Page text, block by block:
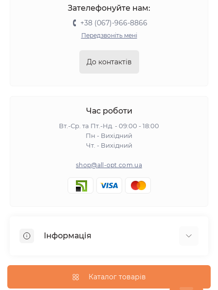
Зателефонуйте нам:
+38 (067)-966-8866
Передзвоніть мені
До контактів
Час роботи
Вт.-Ср. та Пт.-Нд. - 09:00 - 18:00
Пн - Вихідний
Чт. - Вихідний
shop@all-opt.com.ua
Інформація
Оплата та доставка Каталог товарів